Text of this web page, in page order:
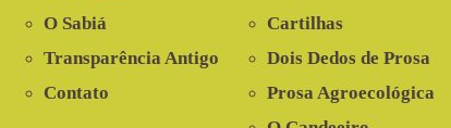
Sabiá
O Sabiá
Transparência Antigo
Contato
Cartilhas
Dois Dedos de Prosa
Prosa Agroecológica